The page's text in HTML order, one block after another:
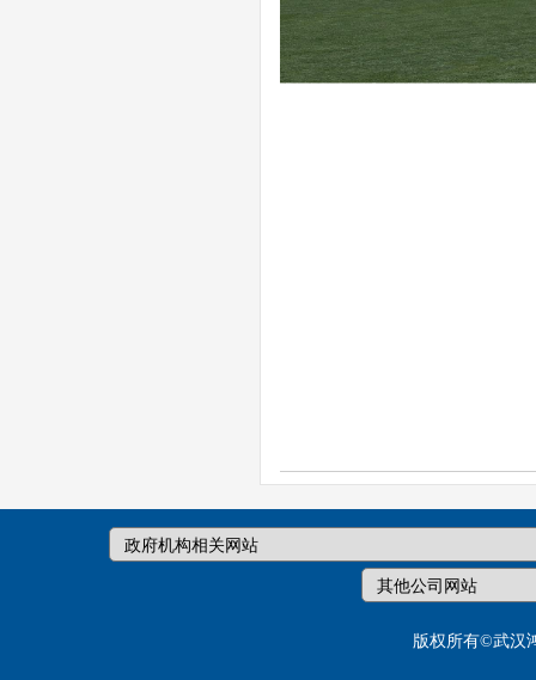
版权所有©武汉